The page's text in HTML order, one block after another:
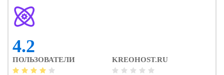
4.2
ПОЛЬЗОВАТЕЛИ KREOHOST.RU